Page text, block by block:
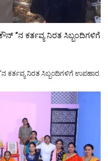
“ನ ಕರ್ತವ್ಯ ನಿರತ ಸಿಬ್ಬಂದಿಗಳಿಗೆ
ನಿರತ ಸಿಬ್ಬಂದಿಗಳಿಗೆ ಉಪಹಾರ.